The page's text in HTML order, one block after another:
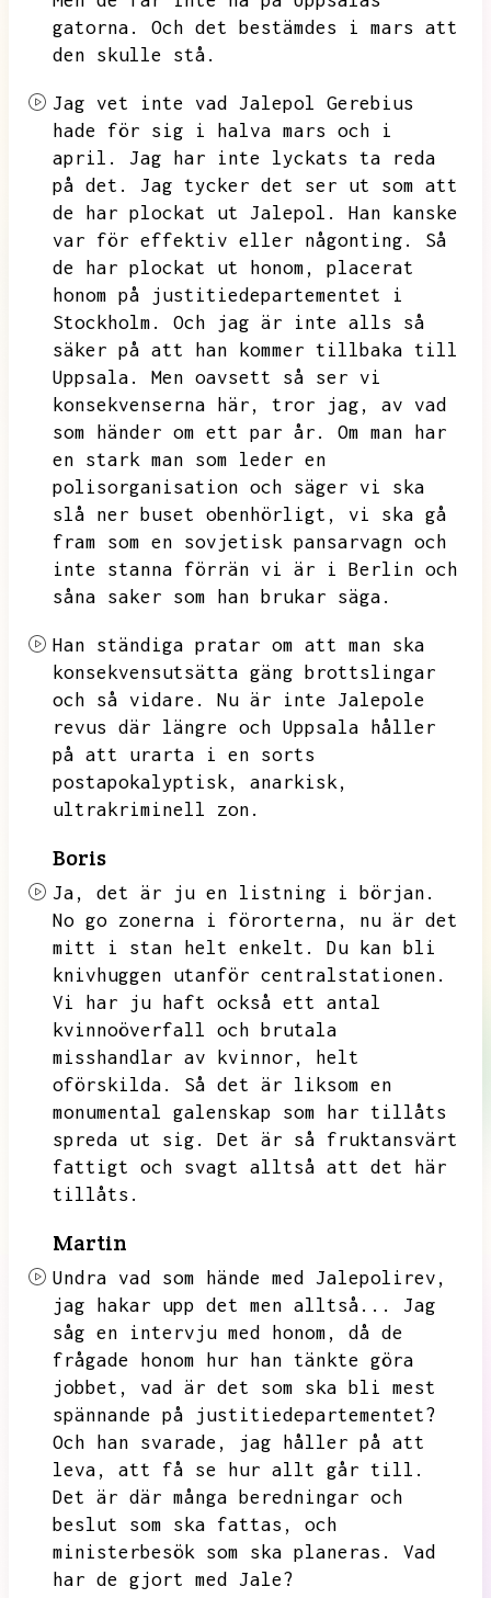
gatorna.
Och det bestämdes i mars att
den skulle stå.
Jag vet inte vad Jalepol Gerebius
hade för sig i halva mars och i
april.
Jag har inte lyckats ta reda
på det.
Jag tycker det ser ut som att
de har plockat ut Jalepol.
Han kanske
var för effektiv eller någonting.
Så
de har plockat ut honom,
placerat
honom på justitiedepartementet i
Stockholm.
Och jag är inte alls så
säker på att han kommer tillbaka till
Uppsala.
Men oavsett så ser vi
konsekvenserna här,
tror jag,
av vad
som händer om ett par år.
Om man har
en stark man som leder en
polisorganisation och säger vi ska
slå ner buset obenhörligt,
vi ska gå
fram som en sovjetisk pansarvagn och
inte stanna förrän vi är i Berlin och
såna saker som han brukar säga.
Han ständiga pratar om att man ska
konsekvensutsätta gäng brottslingar
och så vidare.
Nu är inte Jalepole
revus där längre och Uppsala håller
på att urarta i en sorts
postapokalyptisk,
anarkisk,
ultrakriminell zon.
Boris
Ja,
det är ju en listning i början.
No go zonerna i förorterna,
nu är det
mitt i stan helt enkelt.
Du kan bli
knivhuggen utanför centralstationen.
Vi har ju haft också ett antal
kvinnoöverfall och brutala
misshandlar av kvinnor,
helt
oförskilda.
Så det är liksom en
monumental galenskap som har tillåts
spreda ut sig.
Det är så fruktansvärt
fattigt och svagt alltså att det här
tillåts.
Martin
Undra vad som hände med Jalepolirev,
jag hakar upp det men alltså...
Jag
såg en intervju med honom,
då de
frågade honom hur han tänkte göra
jobbet,
vad är det som ska bli mest
spännande på justitiedepartementet?
Och han svarade,
jag håller på att
leva,
att få se hur allt går till.
Det är där många beredningar och
beslut som ska fattas,
och
ministerbesök som ska planeras.
Vad
har de gjort med Jale?